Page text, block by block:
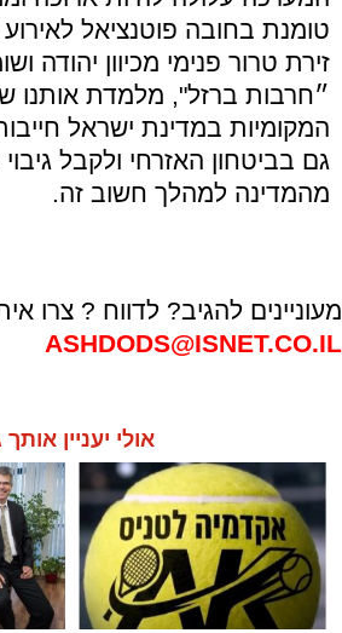
טומנת בחובה פוטנציאל לאירוע
זירת טרור פנימי מכיוון יהודה
״חרבות ברזל", מלמדת אותנו
המקומיות במדינת ישראל
גם בביטחון האזרחי ולקבל
מהמדינה למהלך חשוב זה.
מעוניינים להגיב? לדווח ? צרו
ASHDODS@ISNET.CO.IL
אולי יעניין